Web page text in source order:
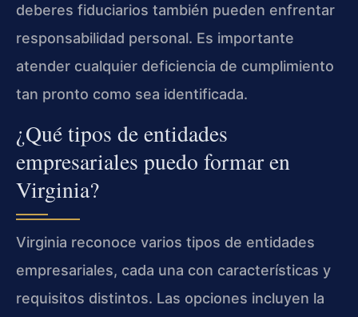
deberes fiduciarios también pueden enfrentar
responsabilidad personal. Es importante
atender cualquier deficiencia de cumplimiento
tan pronto como sea identificada.
¿Qué tipos de entidades
empresariales puedo formar en
Virginia?
Virginia reconoce varios tipos de entidades
empresariales, cada una con características y
requisitos distintos. Las opciones incluyen la